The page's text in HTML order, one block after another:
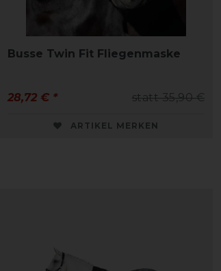
Busse Twin Fit Fliegenmaske
statt 35,90 €
28,72 € *
ARTIKEL MERKEN